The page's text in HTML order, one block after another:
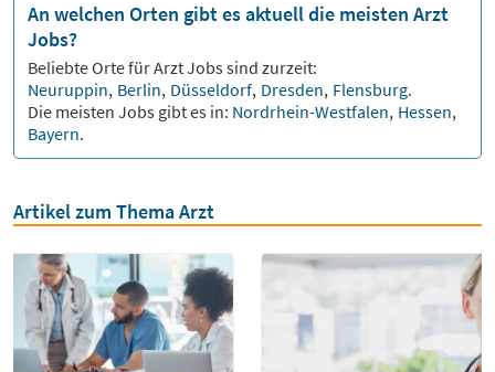
An welchen Orten gibt es aktuell die meisten Arzt
Jobs?
Beliebte Orte fürArztJobs sind zurzeit:
Neuruppin, Berlin, Düsseldorf, Dresden, Flensburg.
Die meisten Jobs gibt es in: Nordrhein-Westfalen, Hessen,
Bayern.
Artikel zum Thema Arzt